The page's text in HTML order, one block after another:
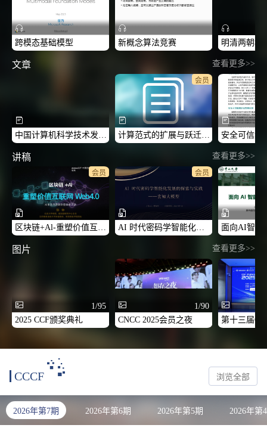
跨模态基础模型 新概念算法竞赛
文章 查看更多>>
中国计算机科学技术发展报告
会员
计算范式的扩展与跃迁：从CS1.0到CS2+
讲稿 查看更多>>
会员
区块链+Al-重塑价值互联网Web4.0-2026CCF中国区块链技术与应用高峰论坛
会员
AI 时代密码学智能化发展的探索与实践--玄知大模型-2026CCF中国区块链技术与应用高峰论坛
图片 查看更多>>
1/95
2025 CCF颁奖典礼
1/90
CNCC 2025会员之夜
CCCF 浏览全部
2026年第7期 2026年第6期 2026年第5期 2026年第